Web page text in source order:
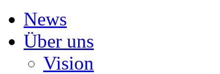
News
Über uns
Vision